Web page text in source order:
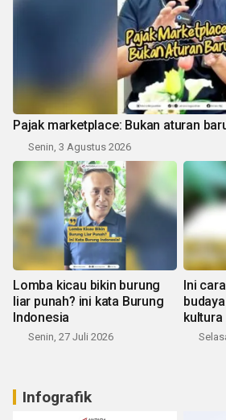
Pajak marketplace: Bukan aturan
Senin, 3 Agustus 2026
Lomba kicau bikin burung
liar punah? ini kata Burung
Indonesia
Senin, 27 Juli 2026
Ini
kultura
Infografik